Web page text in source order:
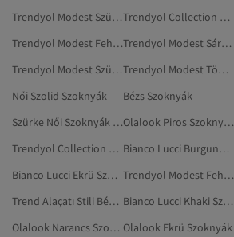
Trendyol Modest Szürke Szolid Szoknyák
Trendyol Collection Fekete Szoknyák
Trendyol Modest Fehér Szolid Szoknyák
Trendyol Modest Sárga Szolid Szoknyák
Trendyol Modest Szürke Szoknyák
Trendyol Modest Többszínű Szoknyák
Női Szolid Szoknyák
Bézs Szoknyák
Szürke Női Szoknyák Kismamáknak
Olalook Piros Szoknyák
Trendyol Collection Szoknyák
Bianco Lucci Burgundi Szoknyák
Bianco Lucci Ekrü Szoknyák
Trendyol Modest Fehér Szoknyák
Trend Alaçatı Stili Bézs Szoknyák
Bianco Lucci Khaki Szoknyák
Olalook Narancs Szoknyák Olalook Ekrü Szoknyák